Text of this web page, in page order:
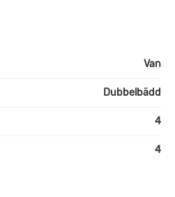
Van
Dubbelbädd
4
4